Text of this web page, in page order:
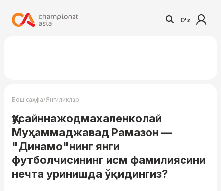
O'z
Бош саҳифа/Янгиликлар
Ҳусайннажодмахаленколай
Муҳаммаджавад Рамазон —
"Динамо"нинг янги
футболчисининг исм фамилиясини
нечта уринишда ўқидингиз?